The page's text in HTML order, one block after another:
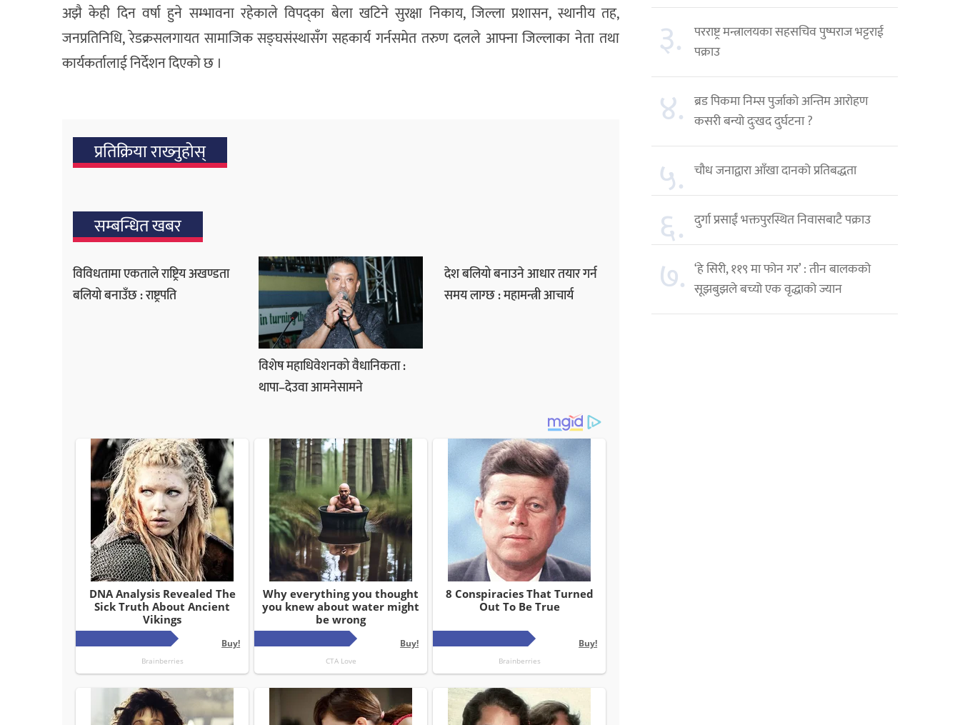
अझै केही दिन वर्षा हुने सम्भावना रहेकाले विपद्का बेला खटिने सुरक्षा निकाय, जिल्ला प्रशासन, स्थानीय तह,
जनप्रतिनिधि, रेडक्रसलगायत सामाजिक सङ्घसंस्थासँग सहकार्य गर्नसमेत तरुण दलले आफ्ना जिल्लाका नेता तथा
कार्यकर्तालाई निर्देशन दिएको छ ।
प्रतिक्रिया राख्‍नुहोस्
सम्बन्धित खबर
विविधतामा एकताले राष्ट्रिय अखण्डता
बलियो बनाउँछ : राष्ट्रपति
विशेष महाधिवेशनको वैधानिकता :
थापा–देउवा आमनेसामने
देश बलियो बनाउने आधार तयार गर्न
समय लाग्छ : महामन्त्री आचार्य
३.
परराष्ट्र मन्त्रालयका सहसचिव पुष्पराज भट्टराई
पक्राउ
४. ब्रड पिकमा निम्स पुर्जाको अन्तिम आरोहण
कसरी बन्यो दुःखद दुर्घटना ?
५. चौध जनाद्वारा आँखा दानको प्रतिबद्धता
६. दुर्गा प्रसाईं भक्तपुरस्थित निवासबाटै पक्राउ
७. ‘हे सिरी, ११९ मा फोन गर’ : तीन बालकको
सूझबुझले बच्यो एक वृद्धाको ज्यान